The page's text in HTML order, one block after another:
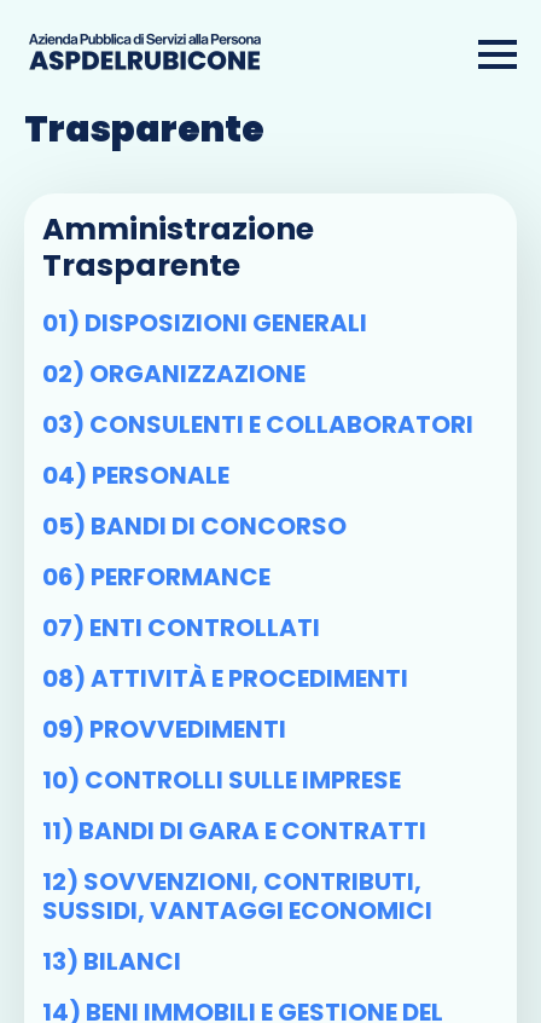
Amministrazione
Trasparente
Amministrazione
Trasparente
01) DISPOSIZIONI GENERALI
02) ORGANIZZAZIONE
03) CONSULENTI E COLLABORATORI
04) PERSONALE
05) BANDI DI CONCORSO
06) PERFORMANCE
07) ENTI CONTROLLATI
08) ATTIVITÀ E PROCEDIMENTI
09) PROVVEDIMENTI
10) CONTROLLI SULLE IMPRESE
11) BANDI DI GARA E CONTRATTI
12) SOVVENZIONI, CONTRIBUTI,
SUSSIDI, VANTAGGI ECONOMICI
13) BILANCI
14) BENI IMMOBILI E GESTIONE DEL